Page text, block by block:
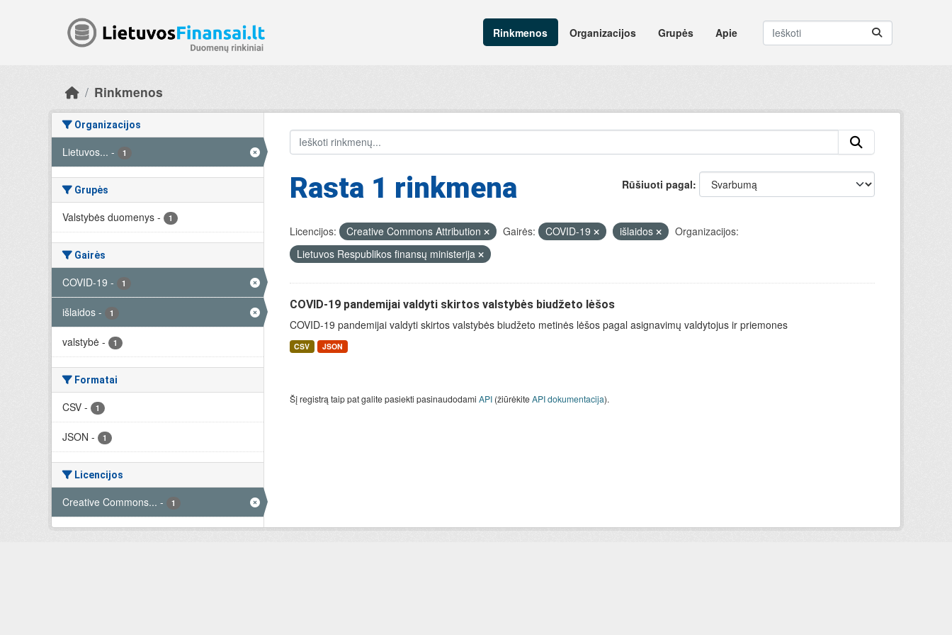
Rinkmenos
Organizacijos Grupės Apie
Rinkmenos
Organizacijos
Lietuvos... - 1
Grupės
Valstybės duomenys - 1
Gairės
COVID-19 - 1
išlaidos - 1
valstybė - 1
Formatai
CSV - 1
JSON - 1
Licencijos
Creative Commons... - 1
Rūšiuoti pagal
Rasta 1 rinkmena
Licencijos: Creative Commons Attribution Gairės: COVID-19 išlaidos
Organizacijos:
Lietuvos Respublikos finansų ministerija
COVID-19 pandemijai valdyti skirtos valstybės biudžeto lėšos
COVID-19 pandemijai valdyti skirtos valstybės biudžeto metinės lėšos pagal asignavimų valdytojus ir priemones
CSV JSON
Šį registrą taip pat galite pasiekti pasinaudodami API(žiūrėkiteAPI dokumentacija).